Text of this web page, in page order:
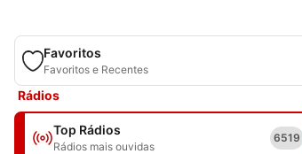
Favoritos
Favoritos e Recentes
Rádios
Top Rádios
Rádios mais ouvidas
6519